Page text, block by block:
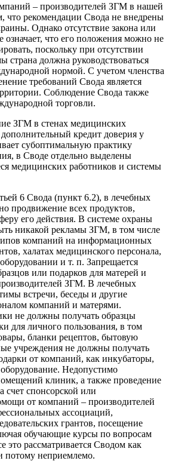
– производителей ЗГМ в нашей
что рекомендации Свода не внедрены
Однако отсутствие закона или
что его положения можно не
поскольку при отсутствии
страна должна руководствоваться
нормой. С учетом членства
требований Свода является
Соблюдение Свода также
торговли.
ЗГМ в стенах медицинских
кредит доверия у
субоптимальную практику
в Своде отдельно выделены
медицинских работников и системы
6 Свода (пункт 6.2), в лечебных
продвижение всех продуктов,
его действия. В системе охраны
никакой рекламы ЗГМ, в том числе
компаний на информационных
халатах медицинского персонала,
и т. п. Запрещается
или подарков для матерей и
ЗГМ. В лечебных
встречи, беседы и другие
компаний и матерями.
не должны получать образцы
для личного пользования, в том
бланки рецептов, бытовую
учреждения не должны получать
от компаний, как инкубаторы,
Недопустимо
клиник, а также проведение
спонсорской или
от компаний – производителей
ассоциа­ций,
грантов, посещение
обучающие курсы по вопросам
это рассматривается Сводом как
потому неприемлемо.